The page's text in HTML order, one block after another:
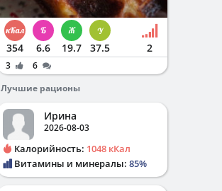
354 6.6 19.7 37.5 2
3
6
Лучшие рационы
Ирина
2026-08-03
Калорийность: 1048 кКал
Витамины и минералы: 85%